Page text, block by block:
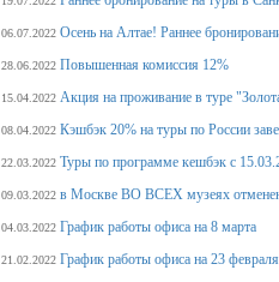
06.07.2022 Осень на Алтае! Раннее
28.06.2022 Повышенная комиссия 12%
15.04.2022 Акция на проживание в туре
08.04.2022 Кэшбэк 20% на туры по России
22.03.2022 Туры по программе кешбэк с
09.03.2022 в Москве ВО ВСЕХ музеях
04.03.2022 График работы офиса на 8 марта
21.02.2022 График работы офиса на 23 февраля